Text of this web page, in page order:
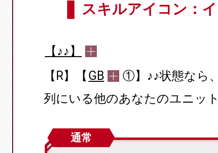
スキルアイコン：
【♪♪】
【R】【 GB
①】♪♪状態なら
列にいる他のあなたのユニッ
通常